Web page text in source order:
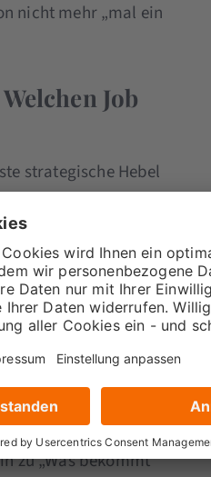
nicht mehr „mal ein
Job
strategische Hebel
öffnet TikTok, um sich
zu lernen, eine
das sie woanders gesehen
erledigt, scrollt der
Befund. Marken
Sobald sich
zu „Was bekommt